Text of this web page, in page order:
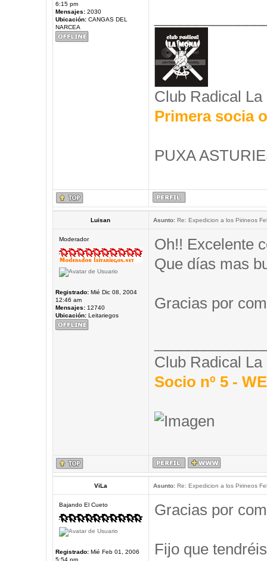
6:15 pm
Mensajes:2030
Ubicación:CANGAS DEL
NARCEA
Club Radical La
Primera socia
PUXA
Luisan Asunto:Re: Expedicion a los Pirineos
Moderador
Registrado:Mié Dic 08, 2004
12:46 am
Mensajes:12740
Ubicación:Leitariegos
Oh!! Excelente
Que días mas
Gracias por
Club Radical La
Socio nº 5 -
ViLa Asunto:Re: Expedicion a los Pirineos
Bajando El Cueto
Registrado:Mié Feb 01, 2006
5:54 pm
Gracias por
Fijo que